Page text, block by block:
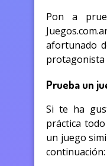
Pon a
afortunado
protagonista
Prueba un
Si te ha
práctica
un juego
continuación: